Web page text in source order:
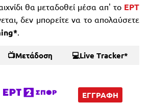
θα μεταδοθεί μέσα απ' το ΕΡΤ
δεν μπορείτε να το απολαύσετε
.
📺Μετάδοση 💻Live Τracker*
ΕΓΓΡΑΦΗ